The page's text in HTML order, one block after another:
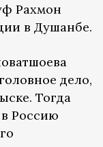
Рахмон
в Душанбе.
дело,
Тогда
Россию